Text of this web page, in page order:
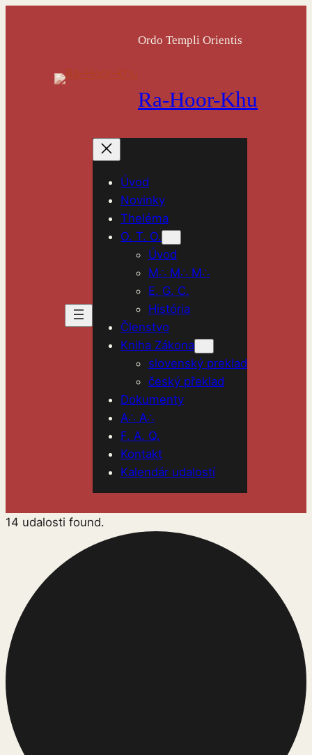
Ordo Templi Orientis
Ra-Hoor-Khu
Úvod
Novinky
Theléma
O. T. O.
Úvod
M∴ M∴ M∴
E. G. C.
História
Členstvo
Kniha Zákona
slovenský preklad
český překlad
Dokumenty
A∴ A∴
F. A. Q.
Kontakt
Kalendár udalostí
14 udalosti found.